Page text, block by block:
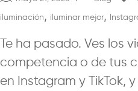
iluminación , iluminar mejor,
Te ha pasado. Ves los
competencia o de tus
en Instagram y TikTok,